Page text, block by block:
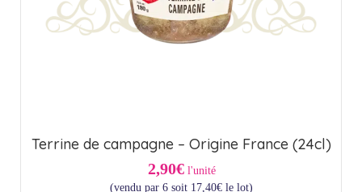
Terrine de campagne – Origine France (24cl)
2,90€ l'unité
(vendu par 6 soit 17,40€le lot)